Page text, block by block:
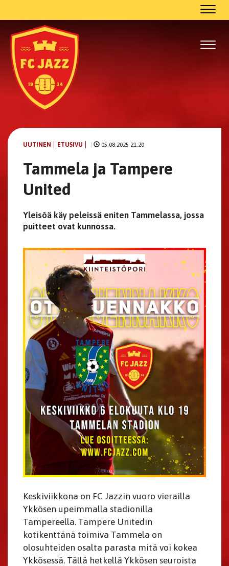
UUTINEN ETUSIVU 05.08.2025 21:20
Tammela ja Tampere
United
Yleisöä käy peleissä eniten Tammelassa, jossa
puitteet ovat kunnossa.
Keskiviikkona on FC Jazzin vuoro vierailla
Ykkösen upeimmalla stadionilla
Tampereella. Tampere Unitedin
kotikenttänä toimiva Tammela on
olosuhteiden osalta parasta mitä voi kokea
Ykkösessä. Tällä hetkellä Ykkösen seuroista